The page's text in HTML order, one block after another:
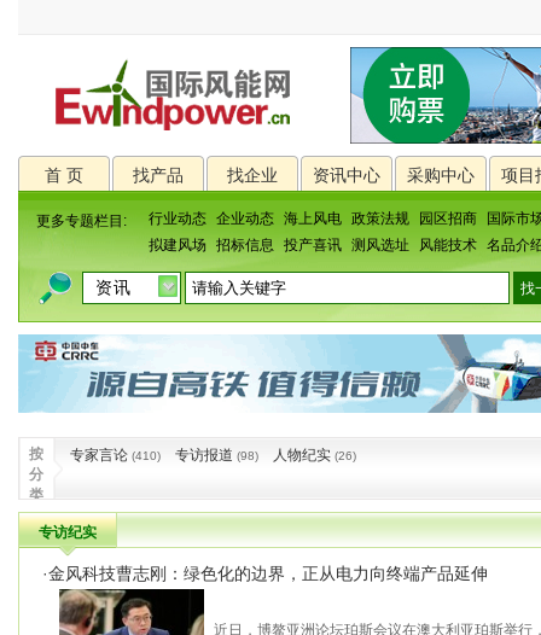
首 页 找产品 找企业 资讯中心 采购中心 项目
更多专题栏目: 行业动态 企业动态 海上风电 政策法规 园区招商
国际市
拟建风场
招标信息 投产喜讯 测风选址 风能技术 名品介
按
分
类
专家言论 (410) 专访报道 (98) 人物纪实 (26)
专访纪实
·金风科技曹志刚：绿色化的边界，正从电力向终端产品延伸
近日，博鳌亚洲论坛珀斯会议在澳大利亚珀斯举行